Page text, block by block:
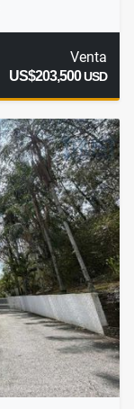
Venta
US$203,500USD